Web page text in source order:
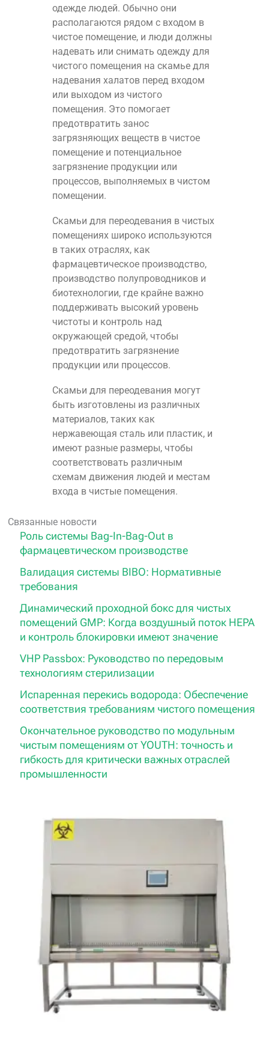
одежде людей. Обычно они
располагаются рядом с входом в
чистое помещение, и люди должны
надевать или снимать одежду для
чистого помещения на скамье для
надевания халатов перед входом
или выходом из чистого
помещения. Это помогает
предотвратить занос
загрязняющих веществ в чистое
помещение и потенциальное
загрязнение продукции или
процессов, выполняемых в чистом
помещении.
Скамьи для переодевания в чистых
помещениях широко используются
в таких отраслях, как
фармацевтическое производство,
производство полупроводников и
биотехнологии, где крайне важно
поддерживать высокий уровень
чистоты и контроль над
окружающей средой, чтобы
предотвратить загрязнение
продукции или процессов.
Скамьи для переодевания могут
быть изготовлены из различных
материалов, таких как
нержавеющая сталь или пластик, и
имеют разные размеры, чтобы
соответствовать различным
схемам движения людей и местам
входа в чистые помещения.
Связанные новости
Роль системы Bag-In-Bag-Out в
фармацевтическом производстве
Валидация системы BIBO: Нормативные
требования
Динамический проходной бокс для чистых
помещений GMP: Когда воздушный поток HEPA
и контроль блокировки имеют значение
VHP Passbox: Руководство по передовым
технологиям стерилизации
Испаренная перекись водорода: Обеспечение
соответствия требованиям чистого помещения
Окончательное руководство по модульным
чистым помещениям от YOUTH: точность и
гибкость для критически важных отраслей
промышленности